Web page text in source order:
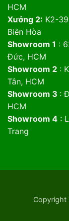
HCM
Xưởng 2: K2-
Biên Hòa
Showroom 1 :
Đức, HCM
Showroom 2:
Tân, HCM
Showroom 3 :
HCM
Showroom 4:
Trang